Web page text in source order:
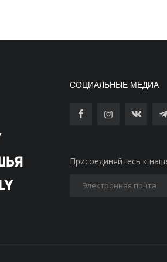
СОЦИАЛЬНЫЕ МЕДИА
Присоединяйтесь к